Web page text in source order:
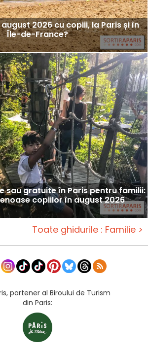
2026 cu copiii, la Paris și în
Île-de-France?
sau gratuite în Paris pentru familii:
copiilor în august 2026
Toate ghidurile : Familie >
partener al Biroului de Turism
din Paris: